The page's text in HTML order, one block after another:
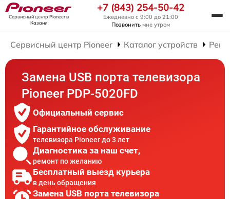
Сервисный центр Pioneerв
Казани
+7 (843) 254-50-42
Ежедневно с 9:00 до 21:00
Позвонить мне утром
Сервисный центр Pioneer Каталог устройств
Замена USB порта телевизора
Pioneer PDP-5020FD
Официальный сервис
Гарантийное обслуживание
телевизора Pioneer до 3 лет
Диагностика за наш счет,
ремонт по желанию
Бесплатный выезд курьера
в день обращения
Замена USB порта телевизора